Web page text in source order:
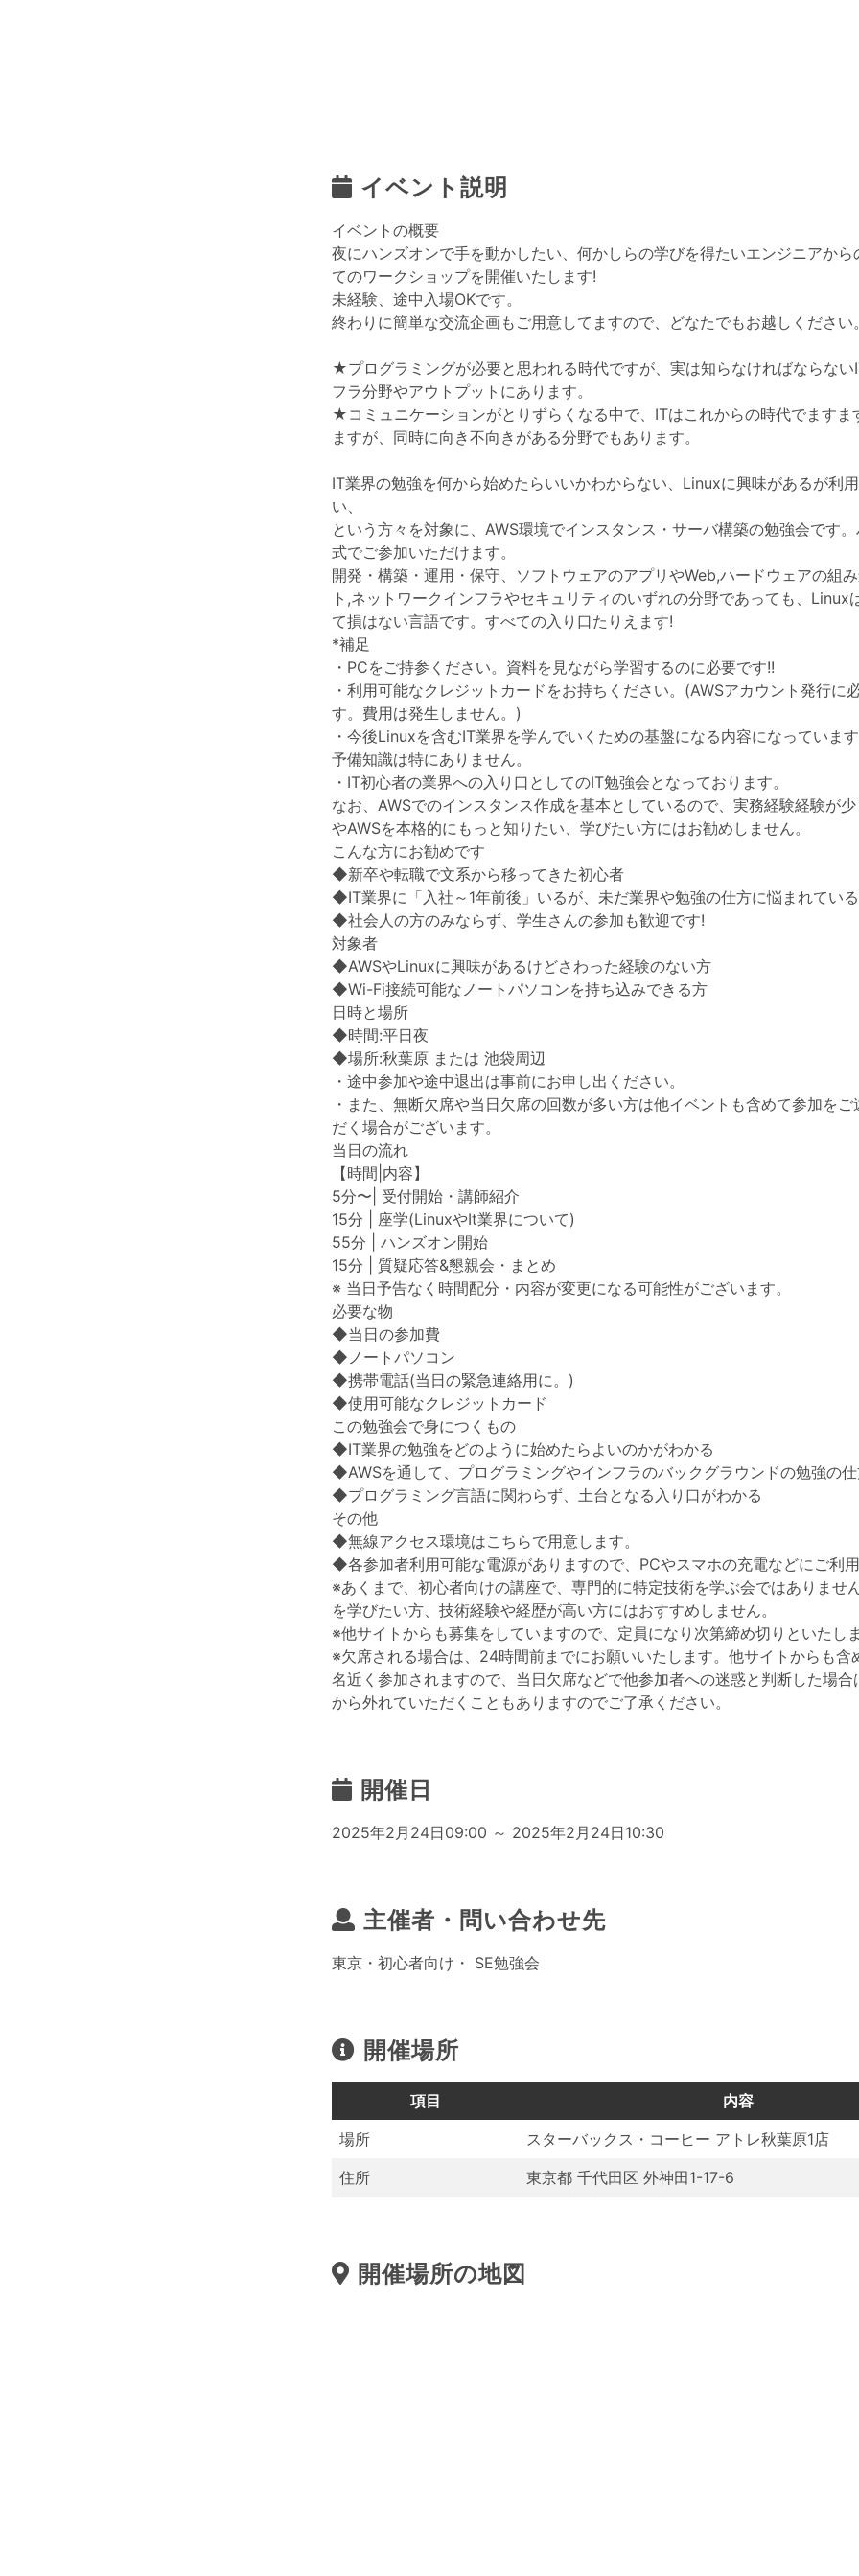
イベント説明
イベントの概要
夜にハンズオンで手を動かしたい、何かしらの学びを得たいエンジニアから
てのワークショップを開催いたします!
未経験、途中入場OKです。
終わりに簡単な交流企画もご用意してますので、どなたでもお越しください。
★プログラミングが必要と思われる時代ですが、実は知らなければならない
フラ分野やアウトプットにあります。
★コミュニケーションがとりずらくなる中で、ITはこれからの時代でますま
ますが、同時に向き不向きがある分野でもあります。
IT業界の勉強を何から始めたらいいかわからない、Linuxに興味があるが利
い、
という方々を対象に、AWS環境でインスタンス・サーバ構築の勉強会です
式でご参加いただけます。
開発・構築・運用・保守、ソフトウェアのアプリやWeb,ハードウェアの組
ト,ネットワークインフラやセキュリティのいずれの分野であっても、Linux
て損はない言語です。すべての入り口たりえます!
*補足
・PCをご持参ください。資料を見ながら学習するのに必要です!!
・利用可能なクレジットカードをお持ちください。(AWSアカウント発行に
す。費用は発生しません。)
・今後Linuxを含むIT業界を学んでいくための基盤になる内容になっていま
予備知識は特にありません。
・IT初心者の業界への入り口としてのIT勉強会となっております。
なお、AWSでのインスタンス作成を基本としているので、実務経験経験が
やAWSを本格的にもっと知りたい、学びたい方にはお勧めしません。
こんな方にお勧めです
◆新卒や転職で文系から移ってきた初心者
◆IT業界に「入社～1年前後」いるが、未だ業界や勉強の仕方に悩まれてい
◆社会人の方のみならず、学生さんの参加も歓迎です!
対象者
◆AWSやLinuxに興味があるけどさわった経験のない方
◆Wi-Fi接続可能なノートパソコンを持ち込みできる方
日時と場所
◆時間:平日夜
◆場所:秋葉原 または 池袋周辺
・途中参加や途中退出は事前にお申し出ください。
・また、無断欠席や当日欠席の回数が多い方は他イベントも含めて参加をご
だく場合がございます。
当日の流れ
【時間|内容】
5分〜| 受付開始・講師紹介
15分 | 座学(LinuxやIt業界について)
55分 | ハンズオン開始
15分 | 質疑応答&懇親会・まとめ
※ 当日予告なく時間配分・内容が変更になる可能性がございます。
必要な物
◆当日の参加費
◆ノートパソコン
◆携帯電話(当日の緊急連絡用に。)
◆使用可能なクレジットカード
この勉強会で身につくもの
◆IT業界の勉強をどのように始めたらよいのかがわかる
◆AWSを通して、プログラミングやインフラのバックグラウンドの勉強の
◆プログラミング言語に関わらず、土台となる入り口がわかる
その他
◆無線アクセス環境はこちらで用意します。
◆各参加者利用可能な電源がありますので、PCやスマホの充電などにご利用
※あくまで、初心者向けの講座で、専門的に特定技術を学ぶ会ではありませ
を学びたい方、技術経験や経歴が高い方にはおすすめしません。
※他サイトからも募集をしていますので、定員になり次第締め切りといたし
※欠席される場合は、24時間前までにお願いいたします。他サイトからも含
名近く参加されますので、当日欠席などで他参加者への迷惑と判断した場合
から外れていただくこともありますのでご了承ください。
開催日
2025年2月24日09:00 ～ 2025年2月24日10:30
主催者・問い合わせ先
東京・初心者向け・ SE勉強会
開催場所
項目
内容
場所
スターバックス・コーヒー アトレ秋葉原1店
住所
東京都 千代田区 外神田1-17-6
開催場所の地図